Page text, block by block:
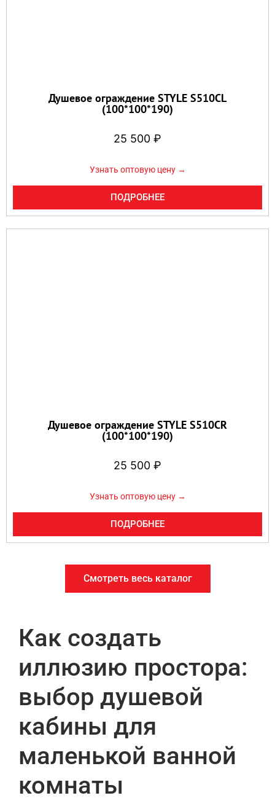
Душевое ограждение STYLE S510CL
(100*100*190)
25 500 ₽
Узнать оптовую цену →
ПОДРОБНЕЕ
Душевое ограждение STYLE S510CR
(100*100*190)
25 500 ₽
Узнать оптовую цену →
ПОДРОБНЕЕ
Смотреть весь каталог
Как создать
иллюзию простора:
выбор душевой
кабины для
маленькой ванной
комнаты